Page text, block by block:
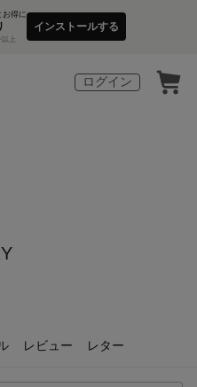
お得に
以上
インストールする
ログイン
レビュー レター